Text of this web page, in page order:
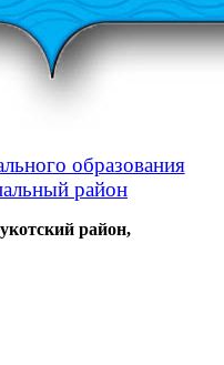
образования
район
район,